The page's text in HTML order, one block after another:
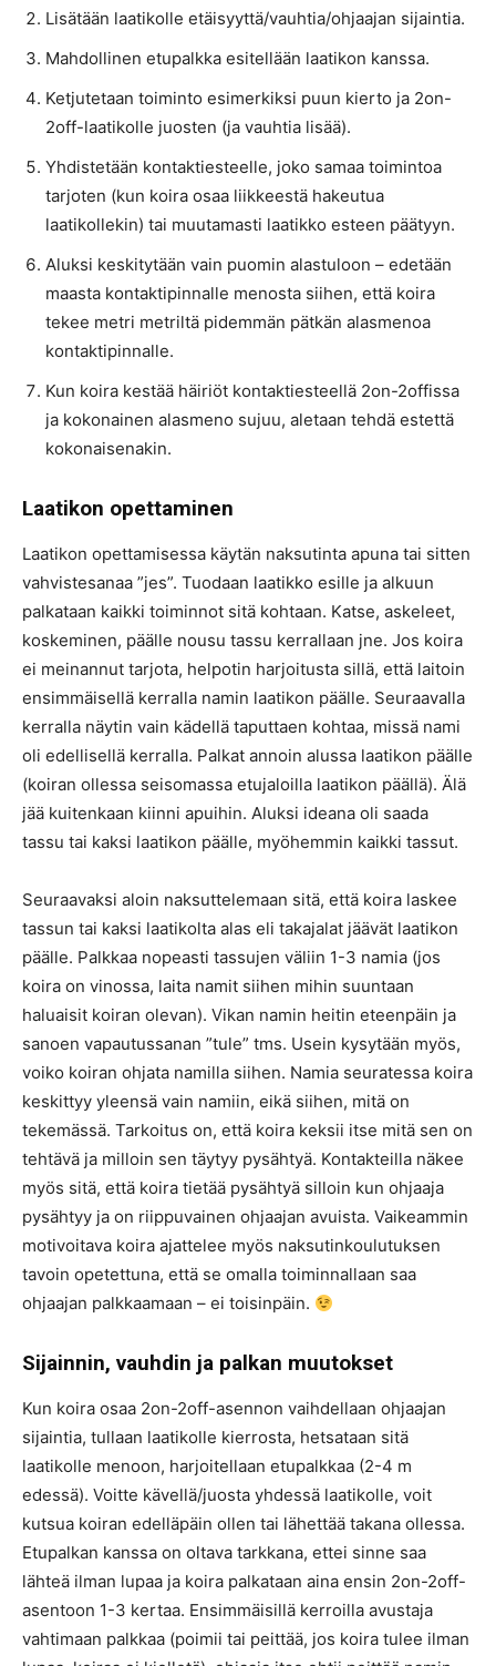
Lisätään laatikolle etäisyyttä/vauhtia/ohjaajan sijaintia.
Mahdollinen etupalkka esitellään laatikon kanssa.
Ketjutetaan toiminto esimerkiksi puun kierto ja 2on-
2off-laatikolle juosten (ja vauhtia lisää).
Yhdistetään kontaktiesteelle, joko samaa toimintoa
tarjoten (kun koira osaa liikkeestä hakeutua
laatikollekin) tai muutamasti laatikko esteen päätyyn.
Aluksi keskitytään vain puomin alastuloon – edetään
maasta kontaktipinnalle menosta siihen, että koira
tekee metri metriltä pidemmän pätkän alasmenoa
kontaktipinnalle.
Kun koira kestää häiriöt kontaktiesteellä 2on-2offissa
ja kokonainen alasmeno sujuu, aletaan tehdä estettä
kokonaisenakin.
Laatikon opettaminen
Laatikon opettamisessa käytän naksutinta apuna tai sitten
vahvistesanaa ”jes”. Tuodaan laatikko esille ja alkuun
palkataan kaikki toiminnot sitä kohtaan. Katse, askeleet,
koskeminen, päälle nousu tassu kerrallaan jne. Jos koira
ei meinannut tarjota, helpotin harjoitusta sillä, että laitoin
ensimmäisellä kerralla namin laatikon päälle. Seuraavalla
kerralla näytin vain kädellä taputtaen kohtaa, missä nami
oli edellisellä kerralla. Palkat annoin alussa laatikon päälle
(koiran ollessa seisomassa etujaloilla laatikon päällä). Älä
jää kuitenkaan kiinni apuihin. Aluksi ideana oli saada
tassu tai kaksi laatikon päälle, myöhemmin kaikki tassut.
Seuraavaksi aloin naksuttelemaan sitä, että koira laskee
tassun tai kaksi laatikolta alas eli takajalat jäävät laatikon
päälle. Palkkaa nopeasti tassujen väliin 1-3 namia (jos
koira on vinossa, laita namit siihen mihin suuntaan
haluaisit koiran olevan). Vikan namin heitin eteenpäin ja
sanoen vapautussanan ”tule” tms. Usein kysytään myös,
voiko koiran ohjata namilla siihen. Namia seuratessa koira
keskittyy yleensä vain namiin, eikä siihen, mitä on
tekemässä. Tarkoitus on, että koira keksii itse mitä sen on
tehtävä ja milloin sen täytyy pysähtyä. Kontakteilla näkee
myös sitä, että koira tietää pysähtyä silloin kun ohjaaja
pysähtyy ja on riippuvainen ohjaajan avuista. Vaikeammin
motivoitava koira ajattelee myös naksutinkoulutuksen
tavoin opetettuna, että se omalla toiminnallaan saa
ohjaajan palkkaamaan – ei toisinpäin.
Sijainnin, vauhdin ja palkan muutokset
Kun koira osaa 2on-2off-asennon vaihdellaan ohjaajan
sijaintia, tullaan laatikolle kierrosta, hetsataan sitä
laatikolle menoon, harjoitellaan etupalkkaa (2-4 m
edessä). Voitte kävellä/juosta yhdessä laatikolle, voit
kutsua koiran edelläpäin ollen tai lähettää takana ollessa.
Etupalkan kanssa on oltava tarkkana, ettei sinne saa
lähteä ilman lupaa ja koira palkataan aina ensin 2on-2off-
asentoon 1-3 kertaa. Ensimmäisillä kerroilla avustaja
vahtimaan palkkaa (poimii tai peittää, jos koira tulee ilman